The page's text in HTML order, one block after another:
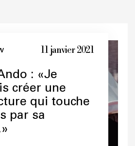
11 janvier 2021
: «Je
créer une
qui touche
par sa